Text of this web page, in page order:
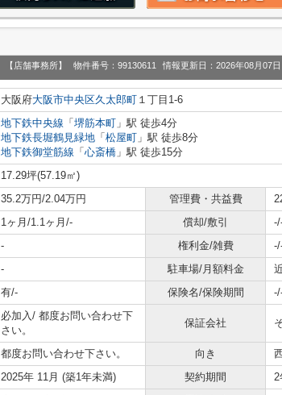
【店舗事務所】 物件番号：99130611 情報更新日：2026年08月07日
大阪府大阪市中央区久太郎町 １丁目1-6
地下鉄中央線 「 堺筋本町 」駅 徒歩4分
地下鉄長堀鶴見緑地 「 松屋町 」駅 徒歩8分
地下鉄御堂筋線 「 心斎橋 」駅 徒歩15分
17.29坪(57.19㎡)
35.2万円/2.04万円 管理費・共益費
1ヶ月/1.1ヶ月/- 償却/敷引
- 権利金/雑費
- 駐車場/月額料金
有/- 保険名/保険期間
必加入/ 都度お問い合わせ下
さい。
保証会社
都度お問い合わせ下さい。 向き
2025年 11月 (築1年未満) 契約期間
2